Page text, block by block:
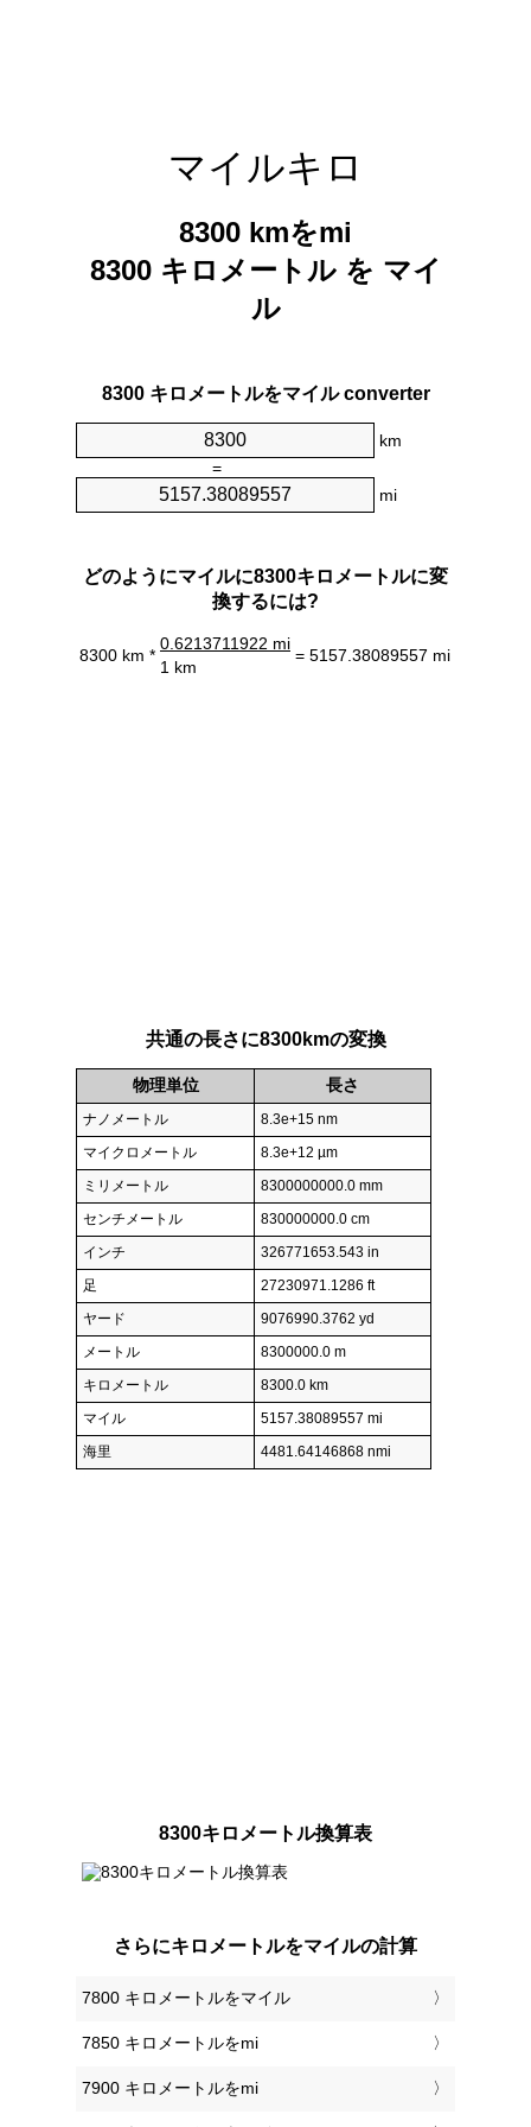
マイルキロ
8300 kmをmi
8300 キロメートル を マイ
ル
8300 キロメートルをマイル converter
km
=
mi
どのようにマイルに8300キロメートルに変
換するには?
8300 km *
0.6213711922 mi
= 5157.38089557 mi
1 km
共通の長さに8300kmの変換
物理単位 長さ
ナノメートル
8.3e+15 nm
マイクロメートル
8.3e+12 µm
ミリメートル
8300000000.0 mm
センチメートル
830000000.0 cm
インチ
326771653.543 in
足
27230971.1286 ft
ヤード
9076990.3762 yd
メートル
8300000.0 m
キロメートル
8300.0 km
マイル
5157.38089557 mi
海里
4481.64146868 nmi
8300キロメートル換算表
さらにキロメートルをマイルの計算
7800 キロメートルをマイル
7850 キロメートルをmi
7900 キロメートルをmi